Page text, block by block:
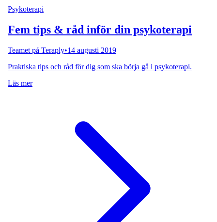
Psykoterapi
Fem tips & råd inför din psykoterapi
Teamet på Teraply•14 augusti 2019
Praktiska tips och råd för dig som ska börja gå i psykoterapi.
Läs mer